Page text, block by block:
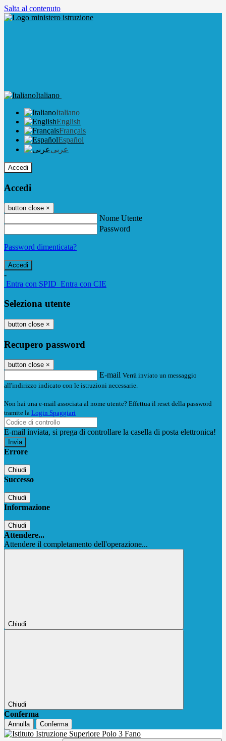
Salta al contenuto
Italiano
Italiano
English
Français
Español
عربى
Accedi
Accedi
button close ×
Nome Utente
Password
Password dimenticata?
-
Entra con SPID Entra con CIE
Seleziona utente
button close ×
Recupero password
button close ×
E-mail Verrà inviato un messaggio
all'indirizzo indicato con le istruzioni necessarie.
Non hai una e-mail associata al nome utente? Effettua il reset della password
tramite la Login Spaggiari
E-mail inviata, si prega di controllare la casella di posta elettronica!
Errore
Chiudi
Successo
Chiudi
Informazione
Chiudi
Attendere...
Attendere il completamento dell'operazione...
Chiudi
Chiudi
Conferma
Annulla Conferma